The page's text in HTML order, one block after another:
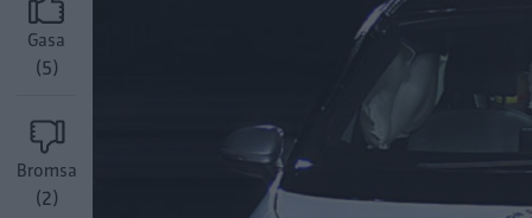
Gasa
(5)
Bromsa
(2)